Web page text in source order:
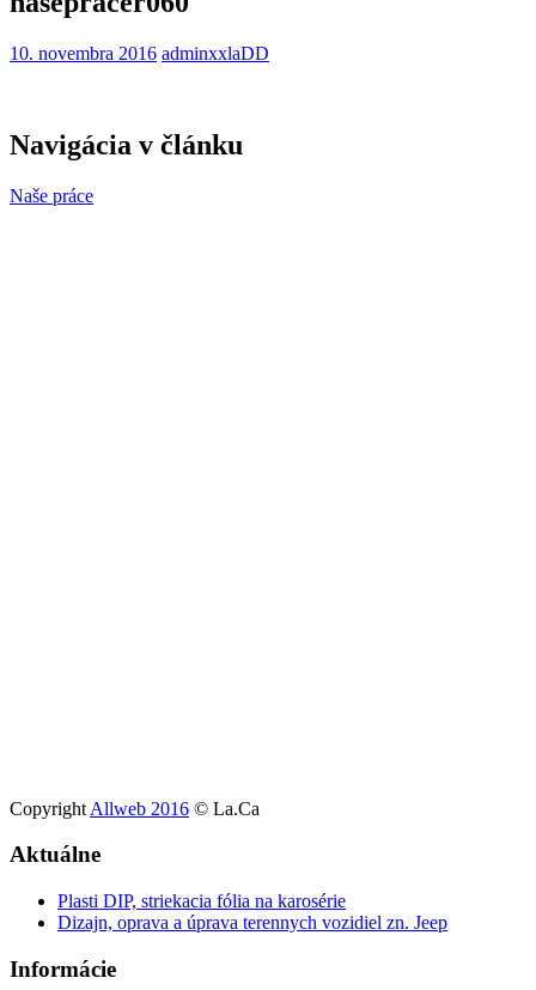
10. novembra 2016 adminxxlaDD
Navigácia v článku
Naše práce
Copyright Allweb 2016 © La.Ca
Aktuálne
Plasti DIP, striekacia fólia na karosérie
Dizajn, oprava a úprava terennych vozidiel zn. Jeep
Informácie